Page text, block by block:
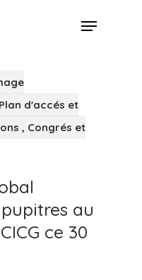
Menu
d'accés et
, Congrés et
au
ce 30